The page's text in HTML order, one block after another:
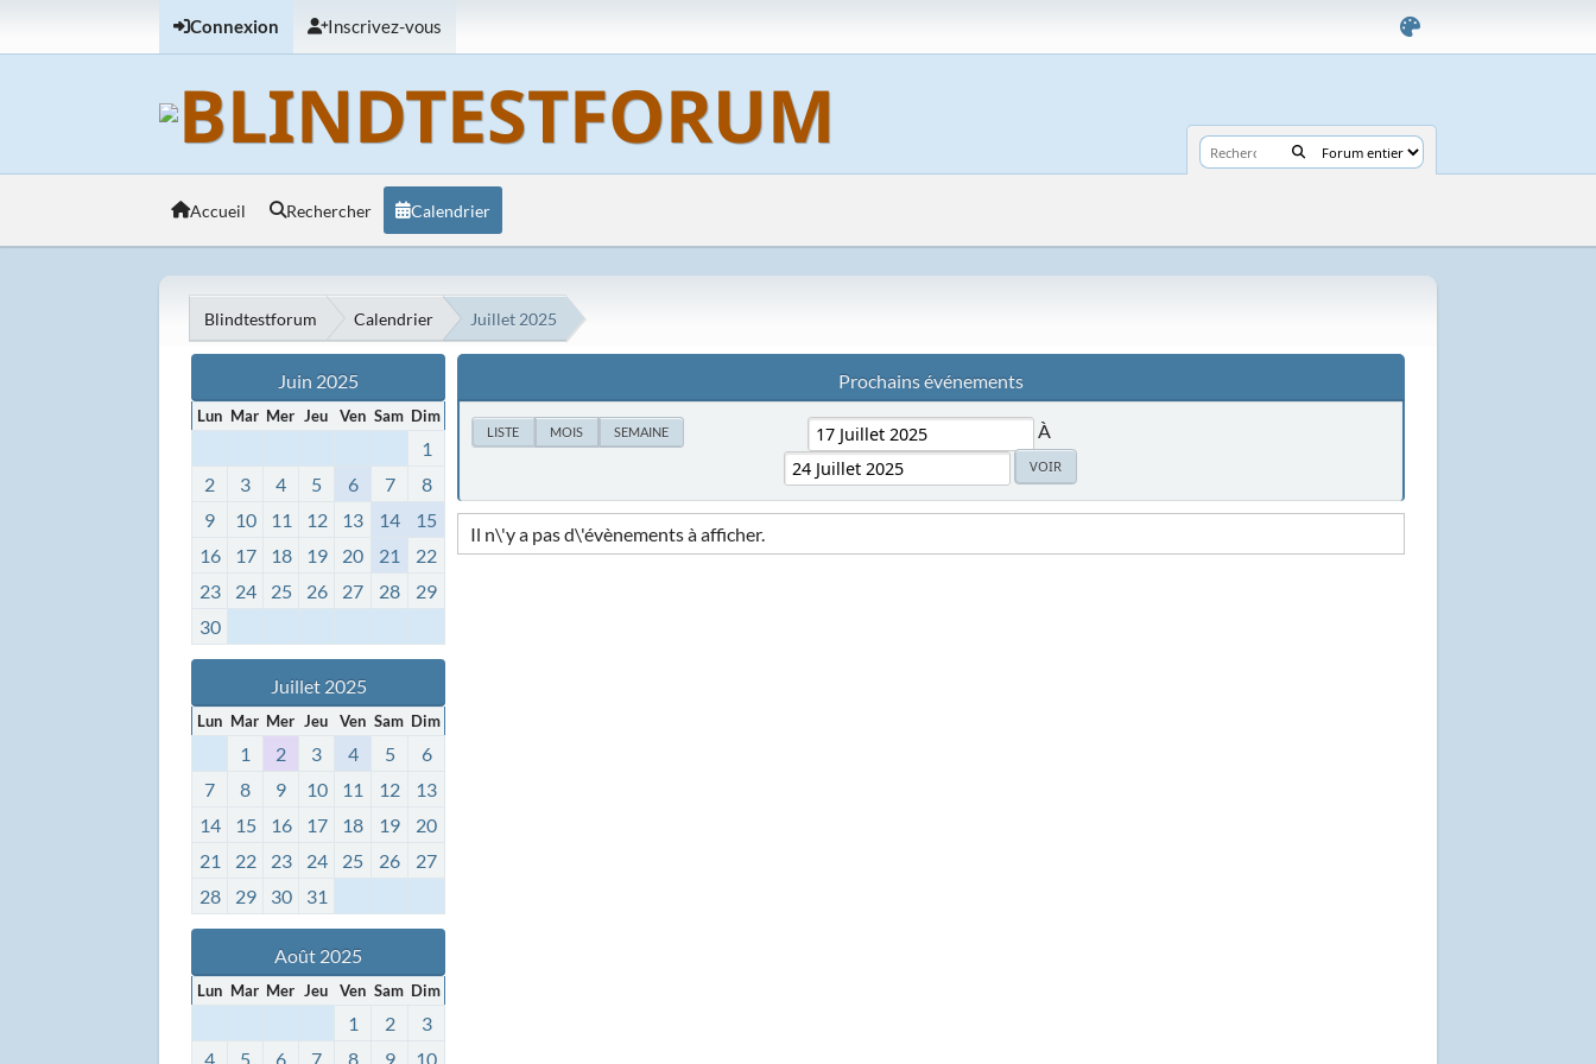
Connexion Inscrivez-vous
Accueil Rechercher Calendrier
Blindtestforum Calendrier Juillet 2025
Juin 2025
Lun Mar Mer Jeu Ven Sam Dim
1
2
3 4 5 6 7
8
9
10 11 12 13 14
15
16
17 18 19 20 21
22
23
24 25 26 27 28
29
30
Juillet 2025
Lun Mar Mer Jeu Ven Sam Dim
1 2 3 4 5
6
7
8 9 10 11 12
13
14
15 16 17 18 19
20
21
22 23 24 25 26
27
28
29 30 31
Août 2025
Lun Mar Mer Jeu Ven Sam Dim
1 2
3
4
5 6 7 8 9 10
Prochains événements
LISTE MOIS SEMAINE À
Il n\'y a pas d\'évènements à afficher.